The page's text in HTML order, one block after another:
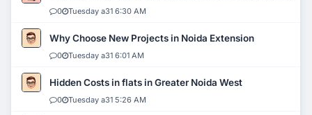
0 Tuesday a31 6:30 AM
Why Choose New Projects in Noida Extension
0 Tuesday a31 6:01 AM
Hidden Costs in flats in Greater Noida West
0 Tuesday a31 5:26 AM